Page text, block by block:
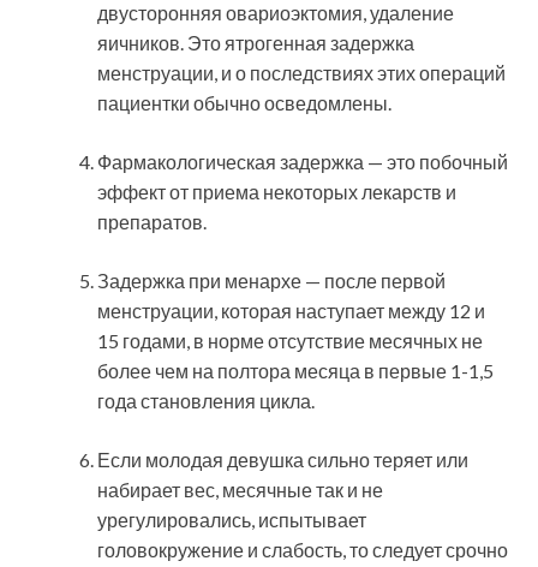
двусторонняя овариоэктомия, удаление
яичников. Это ятрогенная задержка
менструации, и о последствиях этих операций
пациентки обычно осведомлены.
Фармакологическая задержка — это побочный
эффект от приема некоторых лекарств и
препаратов.
Задержка при менархе — после первой
менструации, которая наступает между 12 и
15 годами, в норме отсутствие месячных не
более чем на полтора месяца в первые 1-1,5
года становления цикла.
Если молодая девушка сильно теряет или
набирает вес, месячные так и не
урегулировались, испытывает
головокружение и слабость, то следует срочно